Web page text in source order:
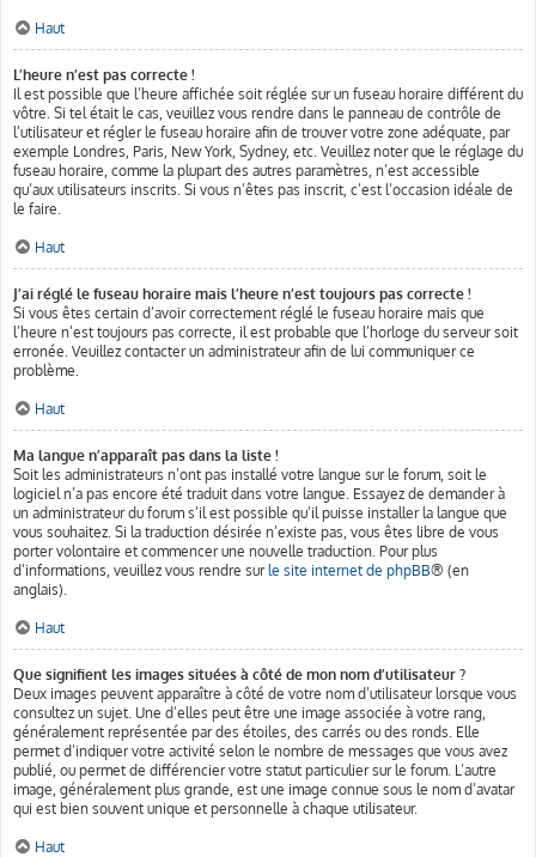
Haut
L’heure n’est pas correcte !
Il est possible que l’heure affichée soit réglée sur un fuseau horaire différent du
vôtre. Si tel était le cas, veuillez vous rendre dans le panneau de contrôle de
l’utilisateur et régler le fuseau horaire afin de trouver votre zone adéquate, par
exemple Londres, Paris, New York, Sydney, etc. Veuillez noter que le réglage du
fuseau horaire, comme la plupart des autres paramètres, n’est accessible
qu’aux utilisateurs inscrits. Si vous n’êtes pas inscrit, c’est l’occasion idéale de
le faire.
Haut
J’ai réglé le fuseau horaire mais l’heure n’est toujours pas correcte !
Si vous êtes certain d’avoir correctement réglé le fuseau horaire mais que
l’heure n’est toujours pas correcte, il est probable que l’horloge du serveur soit
erronée. Veuillez contacter un administrateur afin de lui communiquer ce
problème.
Haut
Ma langue n’apparaît pas dans la liste !
Soit les administrateurs n’ont pas installé votre langue sur le forum, soit le
logiciel n’a pas encore été traduit dans votre langue. Essayez de demander à
un administrateur du forum s’il est possible qu’il puisse installer la langue que
vous souhaitez. Si la traduction désirée n’existe pas, vous êtes libre de vous
porter volontaire et commencer une nouvelle traduction. Pour plus
d’informations, veuillez vous rendre surle site internet de phpBB® (en
anglais).
Haut
Que signifient les images situées à côté de mon nom d’utilisateur ?
Deux images peuvent apparaître à côté de votre nom d’utilisateur lorsque vous
consultez un sujet. Une d’elles peut être une image associée à votre rang,
généralement représentée par des étoiles, des carrés ou des ronds. Elle
permet d’indiquer votre activité selon le nombre de messages que vous avez
publié, ou permet de différencier votre statut particulier sur le forum. L’autre
image, généralement plus grande, est une image connue sous le nom d’avatar
qui est bien souvent unique et personnelle à chaque utilisateur.
Haut